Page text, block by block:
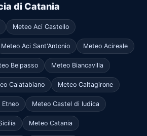
di Catania
Meteo Aci Castello
Meteo Aci Sant'Antonio Meteo Acireale
Belpasso Meteo Biancavilla
Calatabiano Meteo Caltagirone
Meteo Castel di Iudica
Meteo Catania